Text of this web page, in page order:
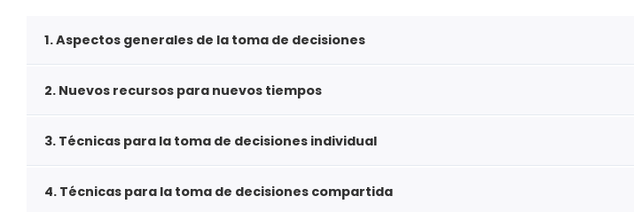
1. Aspectos generales de la toma de decisiones
2. Nuevos recursos para nuevos tiempos
3. Técnicas para la toma de decisiones individual
4. Técnicas para la toma de decisiones compartida